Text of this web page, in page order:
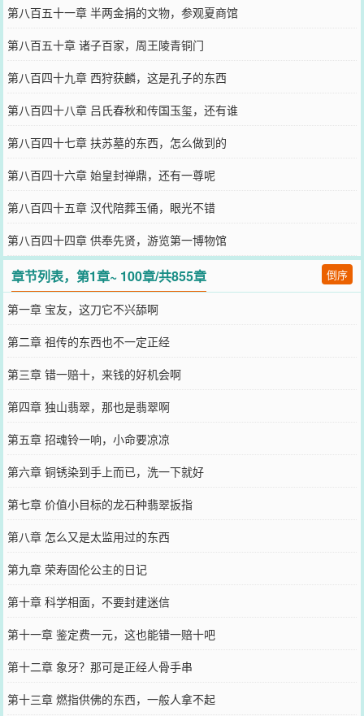
第八百五十一章 半两金捐的文物，参观夏商馆
第八百五十章 诸子百家，周王陵青铜门
第八百四十九章 西狩获麟，这是孔子的东西
第八百四十八章 吕氏春秋和传国玉玺，还有谁
第八百四十七章 扶苏墓的东西，怎么做到的
第八百四十六章 始皇封禅鼎，还有一尊呢
第八百四十五章 汉代陪葬玉俑，眼光不错
第八百四十四章 供奉先贤，游览第一博物馆
章节列表，第1章~ 100章/共855章 倒序
第一章 宝友，这刀它不兴舔啊
第二章 祖传的东西也不一定正经
第三章 错一赔十，来钱的好机会啊
第四章 独山翡翠，那也是翡翠啊
第五章 招魂铃一响，小命要凉凉
第六章 铜锈染到手上而已，洗一下就好
第七章 价值小目标的龙石种翡翠扳指
第八章 怎么又是太监用过的东西
第九章 荣寿固伦公主的日记
第十章 科学相面，不要封建迷信
第十一章 鉴定费一元，这也能错一赔十吧
第十二章 象牙？那可是正经人骨手串
第十三章 燃指供佛的东西，一般人拿不起